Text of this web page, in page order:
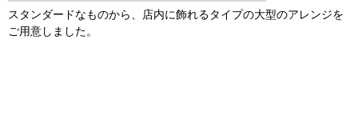
スタンダードなものから、店内に飾れるタイプの大型のアレンジを
ご用意しました。